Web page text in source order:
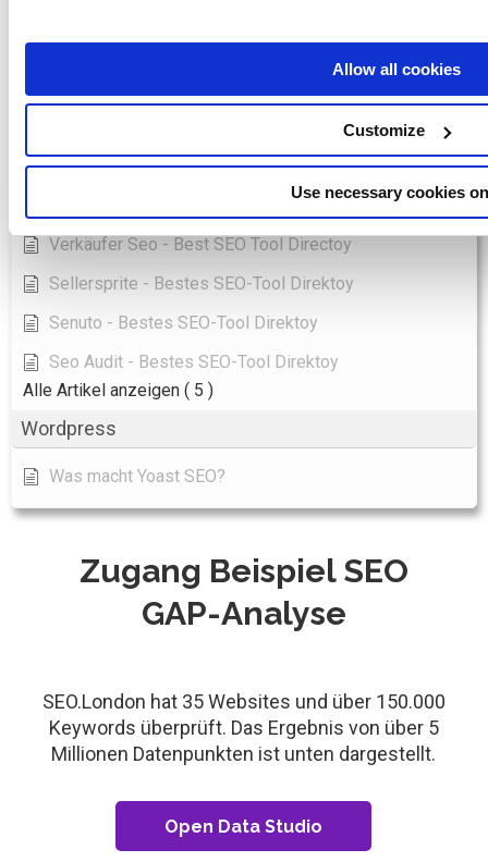
Allow all cookies
Customize
Use necessary cookies
Marketingtracer - Bestes SEO-Tool Direktoy
Umleitung Io - Beste SEO-Tool Directoy
Verkäufer Seo - Best SEO Tool Directoy
Sellersprite - Bestes SEO-Tool Direktoy
Senuto - Bestes SEO-Tool Direktoy
Seo Audit - Bestes SEO-Tool Direktoy
Alle Artikel anzeigen ( 5 )
Wordpress
Was macht Yoast SEO?
Zugang Beispiel SEO
GAP-Analyse
SEO.London hat 35 Websites und über 150.000
Keywords überprüft. Das Ergebnis von über 5
Millionen Datenpunkten ist unten dargestellt.
Open Data Studio